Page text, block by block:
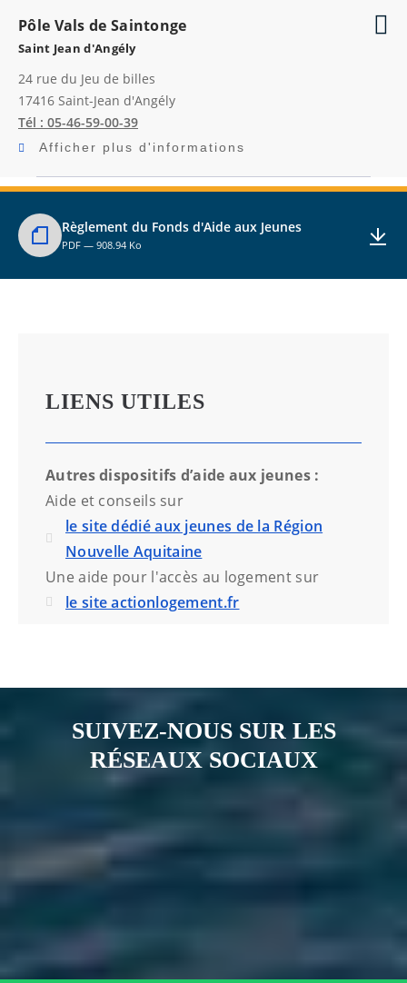
Pôle Vals de Saintonge
Saint Jean d'Angély
24 rue du Jeu de billes
17416 Saint-Jean d'Angély
Tél : 05-46-59-00-39
Afficher plus d'informations
Règlement du Fonds d'Aide aux Jeunes
PDF — 908.94 Ko
LIENS UTILES
Autres dispositifs d’aide aux jeunes :
Aide et conseils sur
le site dédié aux jeunes de la Région
Nouvelle Aquitaine
Une aide pour l'accès au logement sur
le site actionlogement.fr
SUIVEZ-NOUS SUR LES
RÉSEAUX SOCIAUX
Notre page Instagram
Notre page Facebook